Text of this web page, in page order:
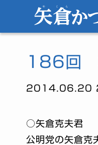
186回
2014.06.20
○矢倉克夫君
公明党の矢倉克